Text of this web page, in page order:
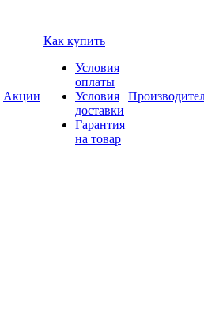
Акции
Как купить
Условия
оплаты
Условия
доставки
Гарантия
на товар